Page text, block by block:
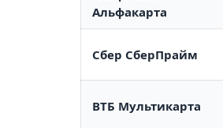
Альфакарта
Сбер СберПрайм
ВТБ Мультикарта